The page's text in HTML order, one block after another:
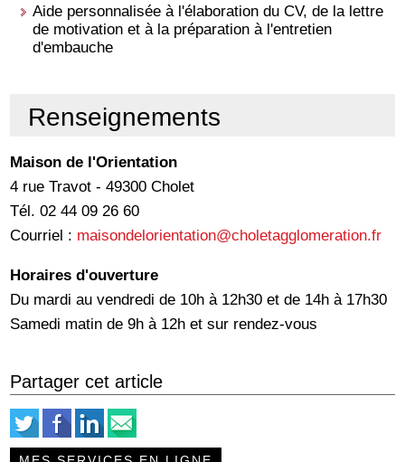
Aide personnalisée à l'élaboration du CV, de la lettre
de motivation et à la préparation à l'entretien
d'embauche
Renseignements
Maison de l'Orientation
4 rue Travot - 49300 Cholet
Tél. 02 44 09 26 60
Courriel : maisondelorientation@choletagglomeration.fr
Horaires d'ouverture
Du mardi au vendredi de 10h à 12h30 et de 14h à 17h30
Samedi matin de 9h à 12h et sur rendez-vous
Partager cet article